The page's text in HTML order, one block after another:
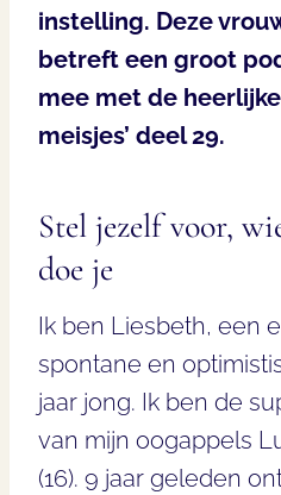
instelling. Deze
betreft een groot
mee met de
meisjes’ deel 29.
Stel jezelf voor,
doe je
Ik ben Liesbeth, een
spontane en
jaar jong. Ik ben de
van mijn oogappels
(16). 9 jaar geleden